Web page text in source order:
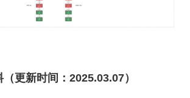
更新时间：2025.03.07）